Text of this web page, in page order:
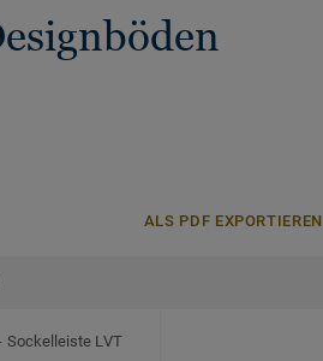
ALS PDF EXPORTIEREN
Sockelleiste LVT